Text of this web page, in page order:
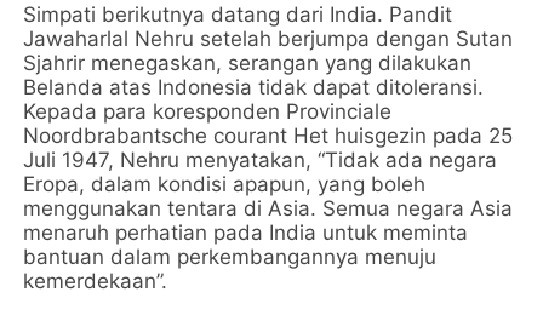
Simpati berikutnya datang dari India. Pandit
Jawaharlal Nehru setelah berjumpa dengan Sutan
Sjahrir menegaskan, serangan yang dilakukan
Belanda atas Indonesia tidak dapat ditoleransi.
Kepada para koresponden Provinciale
Noordbrabantsche courant Het huisgezin pada 25
Juli 1947, Nehru menyatakan, “Tidak ada negara
Eropa, dalam kondisi apapun, yang boleh
menggunakan tentara di Asia. Semua negara Asia
menaruh perhatian pada India untuk meminta
bantuan dalam perkembangannya menuju
kemerdekaan”.